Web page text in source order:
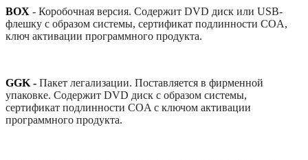
BOX - Коробочная версия. Содержит DVD диск или USB-
флешку с образом системы, сертификат подлинности COA,
ключ активации программного продукта.
GGK - Пакет легализации. Поставляется в фирменной
упаковке. Содержит DVD диск с образом системы,
сертификат подлинности COA с ключом активации
программного продукта.